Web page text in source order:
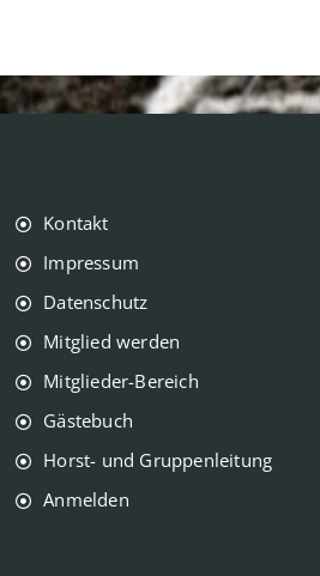
Kontakt
Impressum
Datenschutz
Mitglied werden
Mitglieder-Bereich
Gästebuch
Horst- und Gruppenleitung
Anmelden